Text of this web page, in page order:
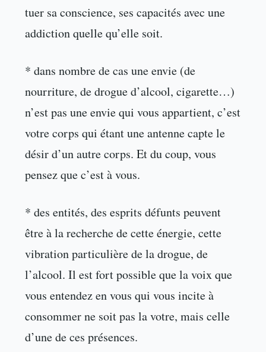
tuer sa conscience, ses capacités avec une
addiction quelle qu’elle soit.
* dans nombre de cas une envie (de
nourriture, de drogue d’alcool, cigarette…)
n’est pas une envie qui vous appartient, c’est
votre corps qui étant une antenne capte le
désir d’un autre corps. Et du coup, vous
pensez que c’est à vous.
* des entités, des esprits défunts peuvent
être à la recherche de cette énergie, cette
vibration particulière de la drogue, de
l’alcool. Il est fort possible que la voix que
vous entendez en vous qui vous incite à
consommer ne soit pas la votre, mais celle
d’une de ces présences.